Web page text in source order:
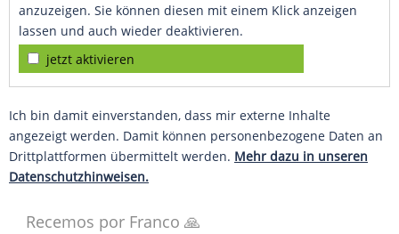
anzuzeigen. Sie können diesen mit einem Klick anzeigen
lassen und auch wieder deaktivieren.
jetzt aktivieren
Ich bin damit einverstanden, dass mir externe Inhalte
angezeigt werden. Damit können personenbezogene Daten an
Drittplattformen übermittelt werden. Mehr dazu in unseren
Datenschutzhinweisen.
Recemos por Franco 🙏